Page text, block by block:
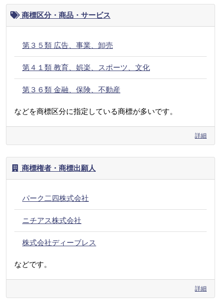
商標区分・商品・サービス
第３５類 広告、事業、卸売
第４１類 教育、娯楽、スポーツ、文化
第３６類 金融、保険、不動産
などを商標区分に指定している商標が多いです。
詳細
商標権者・商標出願人
パーク二四株式会社
ニチアス株式会社
株式会社ディーブレス
などです。
詳細